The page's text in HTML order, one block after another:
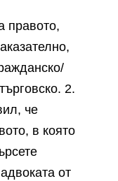
правото,
2.
че
в която
от